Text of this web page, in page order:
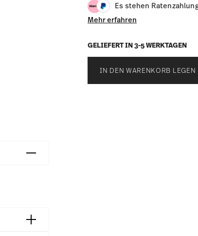
Es stehen
Mehr erfahren
GELIEFERT IN 3-5 WERKTAGEN
IN DEN WARENKORB LEGEN